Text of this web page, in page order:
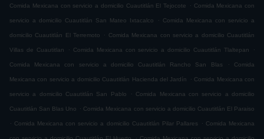
Comida Mexicana con servicio a domicilio Cuautitlán El Tejocote . Comida Mexicana con
servicio a domicilio Cuautitlán San Mateo Ixtacalco . Comida Mexicana con servicio a
domicilio Cuautitlán El Terremoto . Comida Mexicana con servicio a domicilio Cuautitlán
Villas de Cuautitlan . Comida Mexicana con servicio a domicilio Cuautitlán Tlaltepan .
Comida Mexicana con servicio a domicilio Cuautitlán Rancho San Blas . Comida
Mexicana con servicio a domicilio Cuautitlán Hacienda del Jardín . Comida Mexicana con
servicio a domicilio Cuautitlán San Pablo . Comida Mexicana con servicio a domicilio
Cuautitlán San Blas Uno . Comida Mexicana con servicio a domicilio Cuautitlán El Paraiso
. Comida Mexicana con servicio a domicilio Cuautitlán Pilar Pallares . Comida Mexicana
.